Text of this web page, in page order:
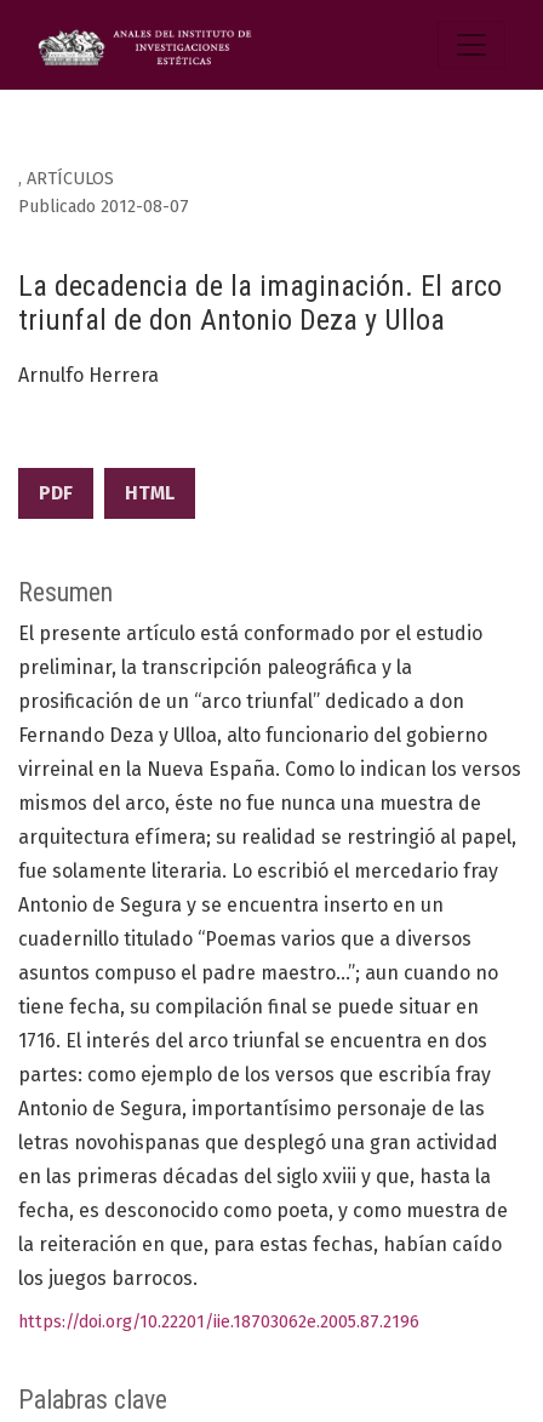
, ARTÍCULOS
La decadencia de la imaginación. El arco
triunfal de don Antonio Deza y Ulloa
Publicado 2012-08-07
Arnulfo Herrera
PDF HTML
Palabras clave
Resumen
El presente artículo está conformado por el estudio
preliminar, la transcripción paleográfica y la
prosificación de un “arco triunfal” dedicado a don
Fernando Deza y Ulloa, alto funcionario del gobierno
virreinal en la Nueva España. Como lo indican los versos
mismos del arco, éste no fue nunca una muestra de
arquitectura efímera; su realidad se restringió al papel,
fue solamente literaria. Lo escribió el mercedario fray
Antonio de Segura y se encuentra inserto en un
cuadernillo titulado “Poemas varios que a diversos
asuntos compuso el padre maestro…”; aun cuando no
tiene fecha, su compilación final se puede situar en
1716. El interés del arco triunfal se encuentra en dos
partes: como ejemplo de los versos que escribía fray
Antonio de Segura, importantísimo personaje de las
letras novohispanas que desplegó una gran actividad
en las primeras décadas del siglo xviii y que, hasta la
fecha, es desconocido como poeta, y como muestra de
la reiteración en que, para estas fechas, habían caído
los juegos barrocos.
https://doi.org/10.22201/iie.18703062e.2005.87.2196